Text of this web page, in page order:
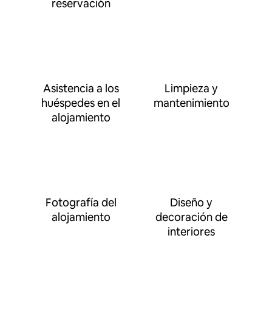
reservación
Asistencia a los
huéspedes en el
alojamiento
Limpieza y
mantenimiento
Fotografía del
alojamiento
Diseño y
decoración de
interiores